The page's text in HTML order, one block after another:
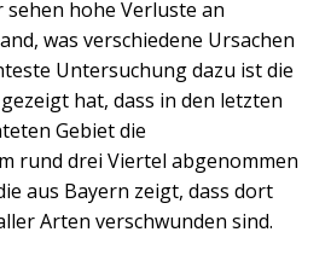
hohe Verluste an
was verschiedene Ursachen
Untersuchung dazu ist die
hat, dass in den letzten
Gebiet die
rund drei Viertel abgenommen
aus Bayern zeigt, dass dort
Arten verschwunden sind.